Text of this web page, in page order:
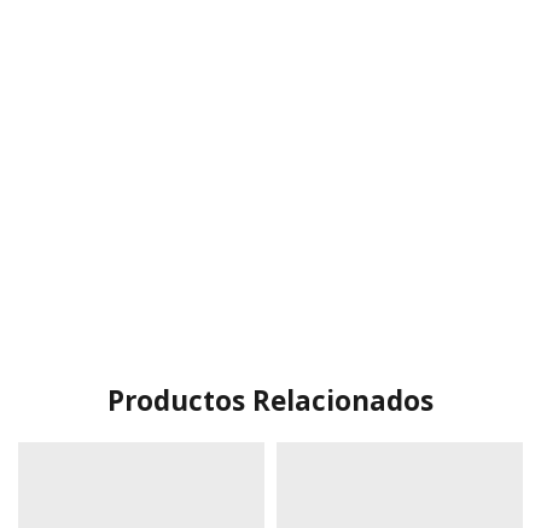
Productos Relacionados